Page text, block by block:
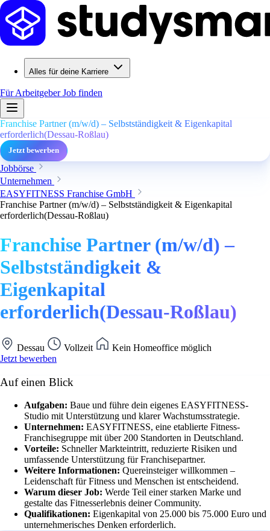
Alles für deine Karriere
Für ArbeitgeberJob finden
Franchise Partner (m/w/d) – Selbstständigkeit & Eigenkapital
erforderlich(Dessau-Roßlau)
Jetzt bewerben
Jobbörse
Unternehmen
EASYFITNESS Franchise GmbH
Franchise Partner (m/w/d) – Selbstständigkeit & Eigenkapital
erforderlich(Dessau-Roßlau)
Franchise Partner (m/w/d) –
Selbstständigkeit &
Eigenkapital
erforderlich(Dessau-Roßlau)
Dessau Vollzeit
Kein Homeoffice möglich
Jetzt bewerben
Auf einen Blick
Aufgaben: Baue und führe dein eigenes EASYFITNESS-
Studio mit Unterstützung und klarer Wachstumsstrategie.
Unternehmen: EASYFITNESS, eine etablierte Fitness-
Franchisegruppe mit über 200 Standorten in Deutschland.
Vorteile: Schneller Markteintritt, reduzierte Risiken und
umfassende Unterstützung für Franchisepartner.
Weitere Informationen: Quereinsteiger willkommen –
Leidenschaft für Fitness und Menschen ist entscheidend.
Warum dieser Job: Werde Teil einer starken Marke und
gestalte das Fitnesserlebnis deiner Community.
Qualifikationen: Eigenkapital von 25.000 bis 75.000 Euro und
unternehmerisches Denken erforderlich.